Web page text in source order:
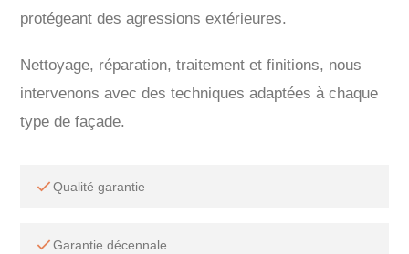
protégeant des agressions extérieures.
Nettoyage, réparation, traitement et finitions, nous
intervenons avec des techniques adaptées à chaque
type de façade.
Qualité garantie
Garantie décennale